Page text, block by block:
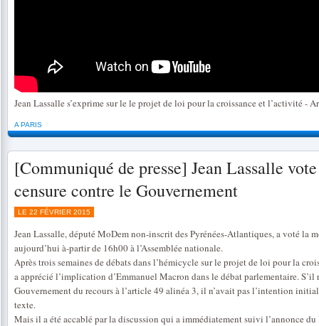
Jean Lassalle s’exprime sur le le projet de loi pour la croissance et l’activité -
A PARIS
[Communiqué de presse] Jean Lassalle
censure contre le Gouvernement
LE 22 FÉVRIER 2015
Jean Lassalle, député MoDem non-inscrit des Pyrénées-Atlantiques, a voté la
aujourd’hui à-partir de 16h00 à l’Assemblée nationale.
Après trois semaines de débats dans l’hémicycle sur le projet de loi pour la
a apprécié l’implication d’Emmanuel Macron dans le débat parlementaire.
Gouvernement du recours à l’article 49 alinéa 3, il n’avait pas l’intention
texte.
Mais il a été accablé par la discussion qui a immédiatement suivi l’annonce